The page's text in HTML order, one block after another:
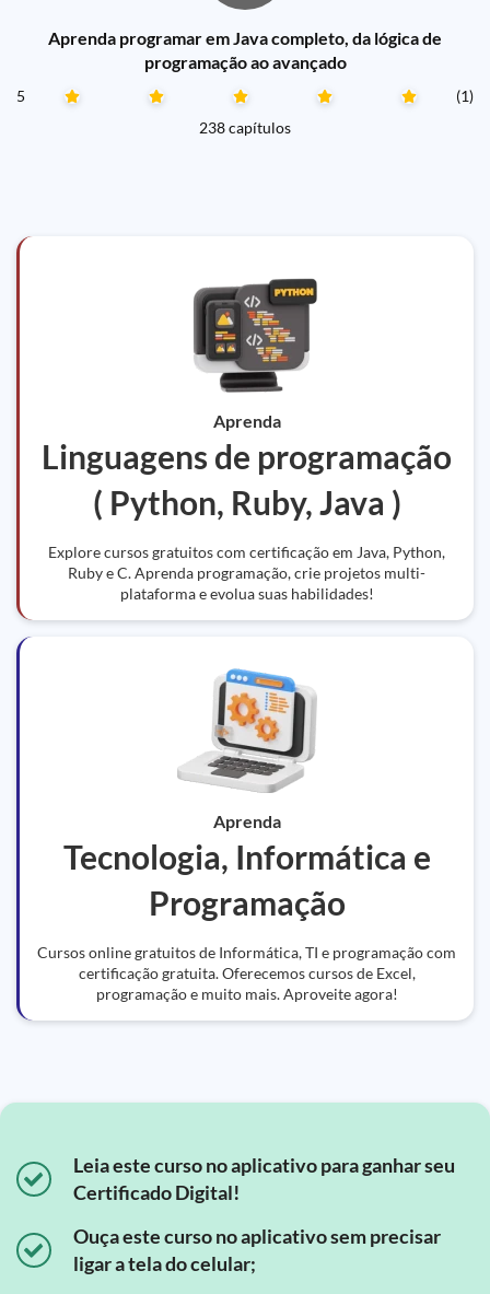
Aprenda programar em Java completo, da lógica de
programação ao avançado
5
(1)
238 capítulos
Aprenda
Linguagens de programação
( Python, Ruby, Java )
Explore cursos gratuitos com certificação em Java, Python,
Ruby e C. Aprenda programação, crie projetos multi-
plataforma e evolua suas habilidades!
Aprenda
Tecnologia, Informática e
Programação
Cursos online gratuitos de Informática, TI e programação com
certificação gratuita. Oferecemos cursos de Excel,
programação e muito mais. Aproveite agora!
Leia este curso no aplicativo para ganhar seu
Certificado Digital!
Ouça este curso no aplicativo sem precisar
ligar a tela do celular;